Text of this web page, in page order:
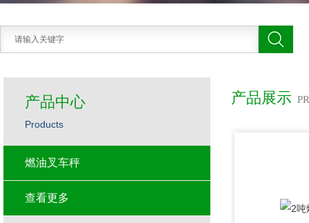
产品展示
产品中心
Products
燃油叉车秤
查看更多